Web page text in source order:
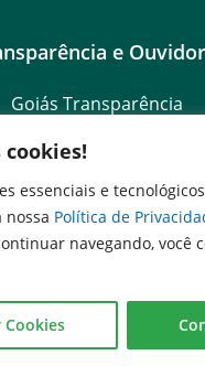
cookies!
essenciais e
nossa Política de
navegando, você
Cookies
e
Goiás Transparência
de Informação ao
Eletrônico de
Ouvidoria Setorial